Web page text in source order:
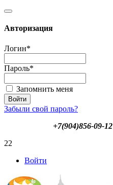
Авторизация
Логин*
Пароль*
Запомнить меня
Забыли свой пароль?
+7(904)856-09-12
22
Войти